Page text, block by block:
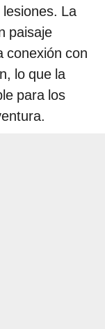
La
paisaje
conexión con
lo que la
para los